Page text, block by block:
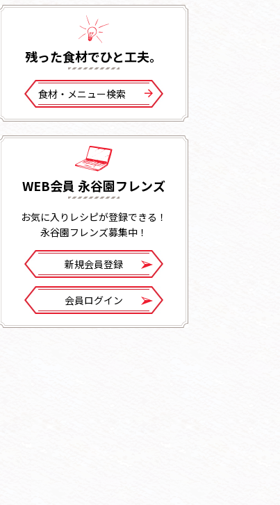
残った⾷材でひと⼯夫。
⾷材・メニュー検索
WEB会員 永谷園フレンズ
お気に入りレシピが登録できる！
永谷園フレンズ募集中！
新規会員登録
会員ログイン